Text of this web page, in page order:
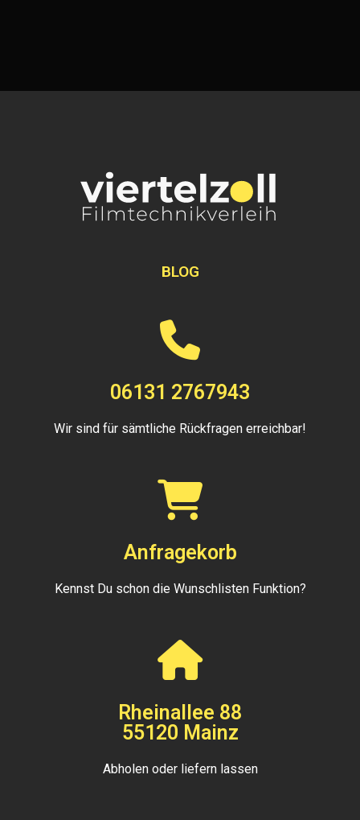
BLOG
06131 2767943
Wir sind für sämtliche Rückfragen erreichbar!
Anfragekorb
Kennst Du schon die Wunschlisten Funktion?
Rheinallee 88
55120 Mainz
Abholen oder liefern lassen